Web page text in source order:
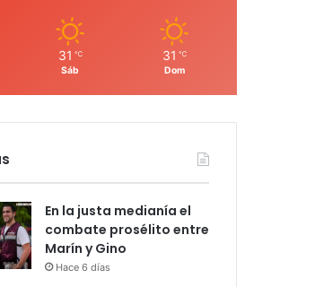
31 ℃
Sáb
31 ℃
Dom
En la justa medianía el
combate prosélito entre
Marín y Gino
Hace 6 días